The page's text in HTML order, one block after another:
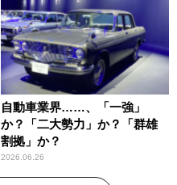
自動車業界……、「一強」
か？「二大勢力」か？「群雄
割拠」か？
2026.06.26